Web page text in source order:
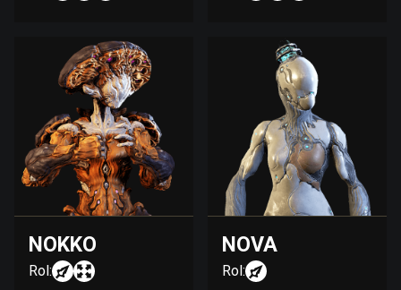
NOKKO
Rol:
NOVA
Rol: